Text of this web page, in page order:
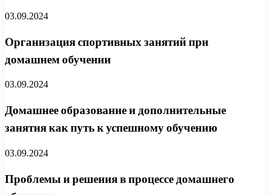
03.09.2024
Организация спортивных занятий при
домашнем обучении
03.09.2024
Домашнее образование и дополнительные
занятия как путь к успешному обучению
03.09.2024
Проблемы и решения в процессе домашнего